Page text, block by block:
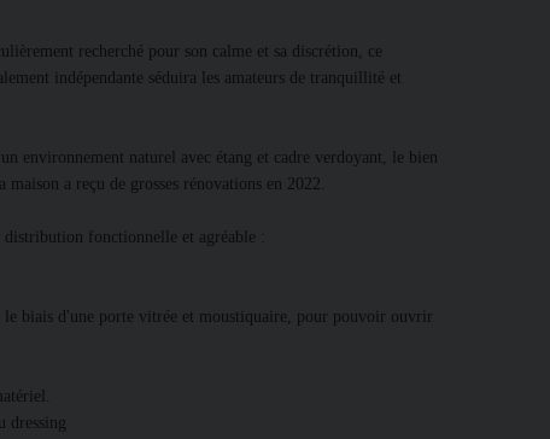
recherché pour son calme et sa discrétion, ce
indépendante séduira les amateurs de tranquillité et
environnement naturel avec étang et cadre verdoyant, le bien
maison a reçu de grosses rénovations en 2022.
fonctionnelle et agréable :
biais d'une porte vitrée et moustiquaire, pour pouvoir ouvrir
dressing